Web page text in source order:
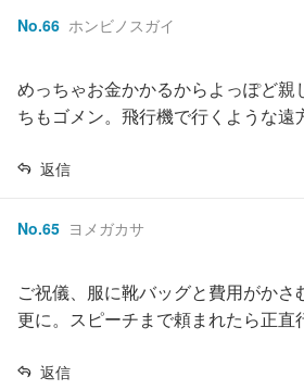
No.66 ホンビノスガイ
めっちゃお金かかるからよっぽど親
ちもゴメン。飛行機で行くような遠
返信
No.65 ヨメガカサ
ご祝儀、服に靴バッグと費用がかさ
更に。スピーチまで頼まれたら正直
返信